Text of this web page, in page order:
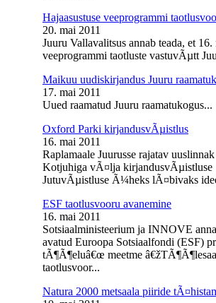
Hajaasustuse veeprogrammi
20. mai 2011
Juuru Vallavalitsus annab teada, et
veeprogrammi taotluste vastuvÃµtt
Maikuu uudiskirjandus Juuru
17. mai 2011
Uued raamatud Juuru raamatukogus...
Oxford Parki kirjandusvÃµistlus
16. mai 2011
Raplamaale Juurusse rajatav
Kotjuhiga vÃ¤lja
JutuvÃµistluse Ã¼heks lÃ¤bivaks
ESF taotlusvooru avanemine
16. mai 2011
Sotsiaalministeerium ja INNOVE
avatud Euroopa Sotsiaalfondi (ESF)
tÃ¶Ã¶eluâ€œ meetme
taotlusvoor...
Natura 2000 metsaala piiride